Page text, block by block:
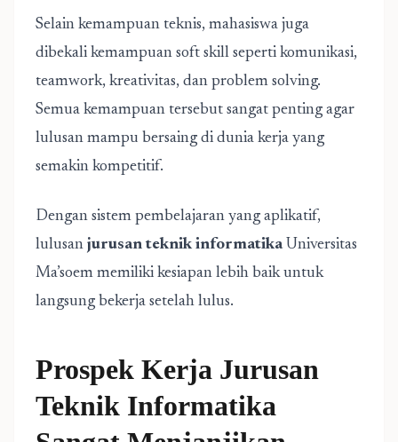
Selain kemampuan teknis, mahasiswa juga
dibekali kemampuan soft skill seperti komunikasi,
teamwork, kreativitas, dan problem solving.
Semua kemampuan tersebut sangat penting agar
lulusan mampu bersaing di dunia kerja yang
semakin kompetitif.
Dengan sistem pembelajaran yang aplikatif,
lulusan jurusan teknik informatikaUniversitas
Ma’soem memiliki kesiapan lebih baik untuk
langsung bekerja setelah lulus.
Prospek Kerja Jurusan
Teknik Informatika